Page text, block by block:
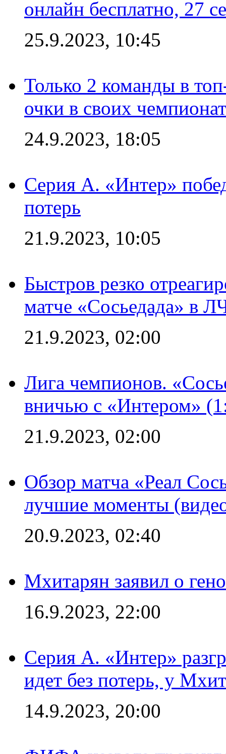
онлайн бесплатно, 27
25.9.2023, 10:45
Только 2 команды в
очки в своих
24.9.2023, 18:05
Серия А. «Интер»
потерь
21.9.2023, 10:05
Быстров резко
матче «Сосьедада» в
21.9.2023, 02:00
Лига чемпионов.
вничью с «Интером»
21.9.2023, 02:00
Обзор матча «Реал
лучшие моменты
20.9.2023, 02:40
Мхитарян заявил о
16.9.2023, 22:00
Серия А. «Интер»
идет без потерь, у
14.9.2023, 20:00